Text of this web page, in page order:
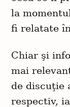
la
fi relatate
Chiar şi
mai
de discuţie
respectiv,